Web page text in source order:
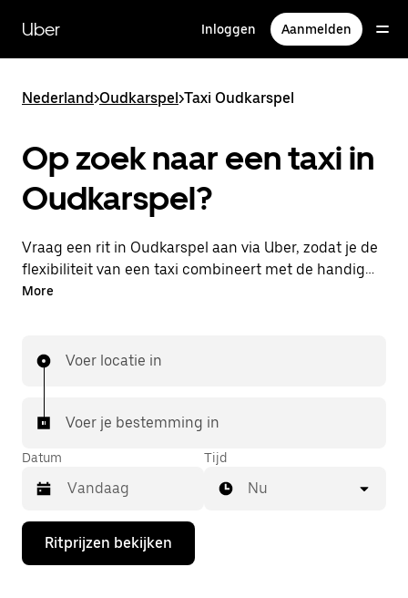
naar
hoofdinhoud
Uber Inloggen Aanmelden
Nederland>Oudkarspel>Taxi Oudkarspel
Op zoek naar een taxi in
Oudkarspel?
Vraag een rit in Oudkarspel aan via Uber, zodat je de
flexibiliteit van een taxi combineert met de handige
functies in de app. Je kunt on-demand een
Je rit is binnen handbereik.
More
Voer locatie in
Voer je bestemming in
Datum
Druk
de
Tijd
Nu
Ritprijzen bekijken